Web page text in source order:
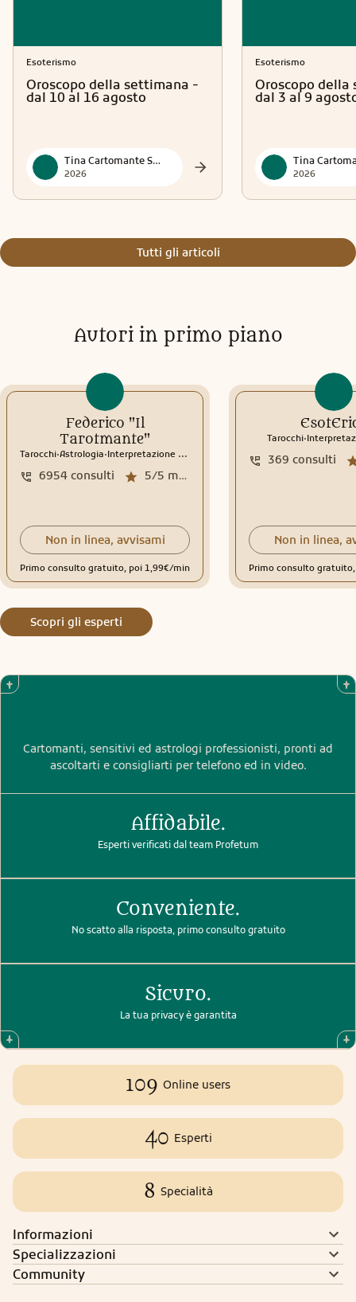
Esoterismo
Oroscopo della settimana -
dal 10 al 16 agosto
Tina Cartomante Sensitiva
2026
Esoterismo
Oroscopo
dal 3 al 9
2026
Tutti gli articoli
Autori in primo piano
Federico "Il
Tarotmante"
Tarocchi.Astrologia.Interpretazione sogni
5/5 media recensioni
6954 consulti
Non in linea, avvisami
Primo consulto gratuito, poi 1,99€/min
Tarocchi.
369 consulti
Non in linea,
Primo consulto
Scopri gli esperti
Cartomanti, sensitivi ed astrologi professionisti, pronti ad
ascoltarti e consigliarti per telefono ed in video.
Affidabile.
Esperti verificati dal team Profetum
Conveniente.
No scatto alla risposta, primo consulto gratuito
Sicuro.
La tua privacy è garantita
109 Online users
40 Esperti
8 Specialità
Informazioni
Specializzazioni
Community